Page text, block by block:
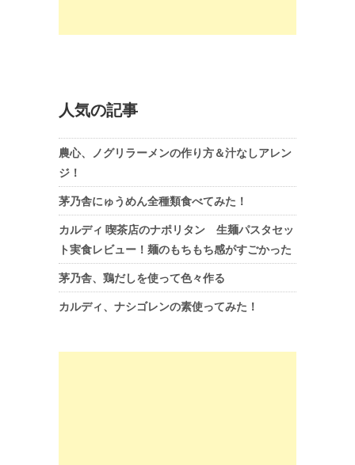
人気の記事
農心、ノグリラーメンの作り方＆汁なしアレン
ジ！
茅乃舎にゅうめん全種類食べてみた！
カルディ 喫茶店のナポリタン 生麺パスタセッ
ト実食レビュー！麺のもちもち感がすごかった
茅乃舎、鶏だしを使って色々作る
カルディ、ナシゴレンの素使ってみた！